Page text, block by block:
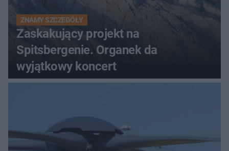
ZNAMY SZCZEGÓŁY
Zaskakujący projekt na
Spitsbergenie. Organek da
wyjątkowy koncert